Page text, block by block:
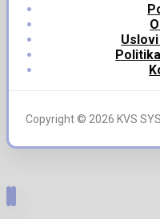
Copyright © 2026 KVS